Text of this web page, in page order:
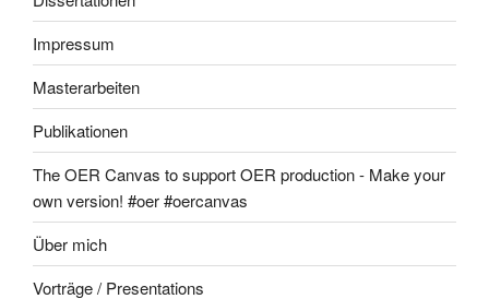
Impressum
Masterarbeiten
Publikationen
The OER Canvas to support OER production - Make your
own version! #oer #oercanvas
Über mich
Vorträge / Presentations